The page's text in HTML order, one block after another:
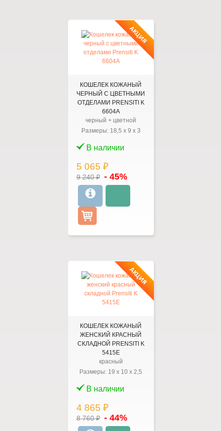
АКЦИЯ
КОШЕЛЕК КОЖАНЫЙ
ЧЕРНЫЙ С ЦВЕТНЫМИ
ОТДЕЛАМИ PRENSITI K
6604А
черный + цветной
Размеры: 18,5 x 9 x 3
В наличии
5 065 ₽
9 240 ₽ - 45%
АКЦИЯ
КОШЕЛЕК КОЖАНЫЙ
ЖЕНСКИЙ КРАСНЫЙ
СКЛАДНОЙ PRENSITI K
5415Е
красный
Размеры: 19x 10x2,5
В наличии
4 865 ₽
8 760 ₽ - 44%